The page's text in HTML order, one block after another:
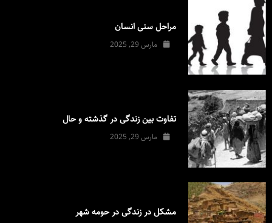
مراحل سنی انسان
مارس 29, 2025
تفاوت بین زندگی در گذشته و حال
مارس 29, 2025
مشکل در زندگی در حومه شهر